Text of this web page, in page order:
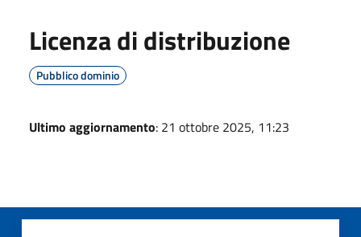
Licenza di distribuzione
Pubblico dominio
Ultimo aggiornamento: 21 ottobre 2025, 11:23